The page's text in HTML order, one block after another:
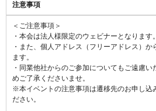
注意事項
＜ご注意事項＞
・本会は法人様限定のウェビナーとなります。
・また、個人アドレス（フリーアドレス）
ます。
・同業他社からのご参加についてもご遠慮
めご了承くださいませ。
※本イベントの注意事項は遷移先のお申し込
ださい。